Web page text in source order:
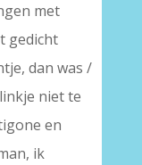
met
gedicht
dan was /
niet te
en
ik